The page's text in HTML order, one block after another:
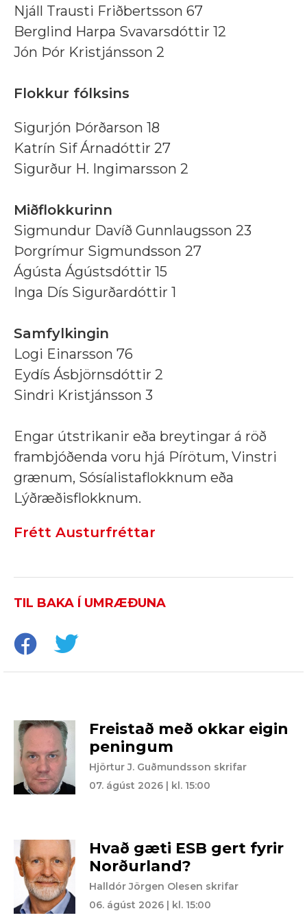
Njáll Trausti Friðbertsson 67
Berglind Harpa Svavarsdóttir 12
Jón Þór Kristjánsson 2
Flokkur fólksins
Sigurjón Þórðarson 18
Katrín Sif Árnadóttir 27
Sigurður H. Ingimarsson 2
Miðflokkurinn
Sigmundur Davíð Gunnlaugsson 23
Þorgrímur Sigmundsson 27
Ágústa Ágústsdóttir 15
Inga Dís Sigurðardóttir 1
Samfylkingin
Logi Einarsson 76
Eydís Ásbjörnsdóttir 2
Sindri Kristjánsson 3
Engar útstrikanir eða breytingar á röð
frambjóðenda voru hjá Pírötum, Vinstri
grænum, Sósíalistaflokknum eða
Lýðræðisflokknum.
Frétt Austurfréttar
TIL BAKA Í UMRÆÐUNA
Freistað með okkar eigin
peningum
Hjörtur J. Guðmundsson skrifar
07. ágúst 2026 | kl. 15:00
Hvað gæti ESB gert fyrir
Norðurland?
Halldór Jörgen Olesen skrifar
06. ágúst 2026 | kl. 15:00